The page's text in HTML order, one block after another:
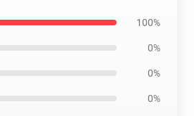
100%
0%
0%
0%